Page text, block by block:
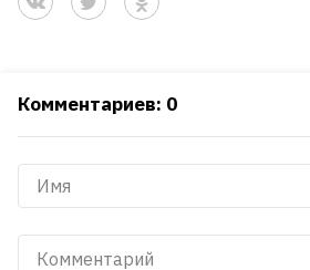
Комментариев: 0